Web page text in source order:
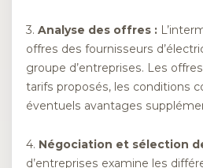
3. Analyse des offres :
offres des fournisseurs
groupe d’entreprises. Les
tarifs proposés, les conditions
éventuels avantages
4. Négociation et sélection
d’entreprises examine les